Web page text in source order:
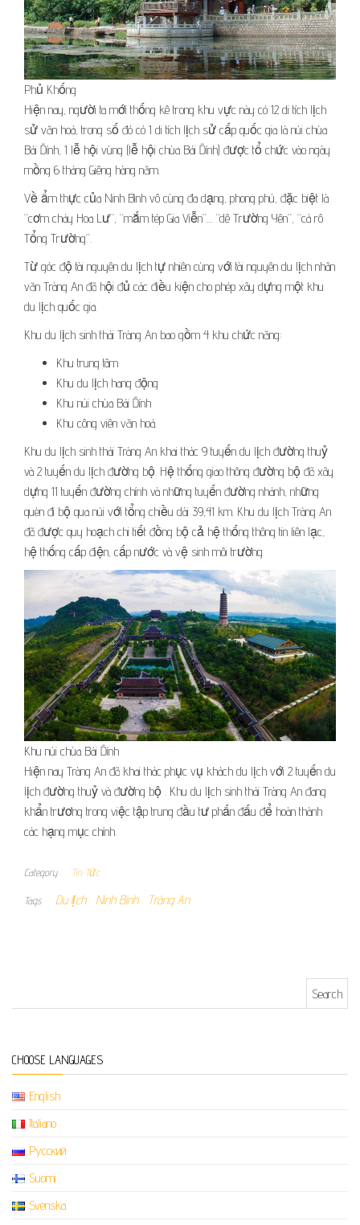
Phủ Khống
Hiện nay, người ta mới thống kê trong khu vực này có 12 di tích lịch
sử văn hoá, trong số đó có 1 di tích lịch sử cấp quốc gia là núi chùa
Bái Đính, 1 lễ hội vùng (lễ hội chùa Bái Đính) được tổ chức vào ngày
mồng 6 tháng Giêng hàng năm.
Về ẩm thực của Ninh Bình vô cùng đa dạng, phong phú, đặc biệt là
“cơm cháy Hoa Lư”, “mắm tép Gia Viễn”… “dê Trường Yên”, “cá rô
Tổng Trường”.
Từ góc độ tài nguyên du lịch tự nhiên cùng với tài nguyên du lịch nhân
văn Tràng An đã hội đủ các điều kiện cho phép xây dựng một khu
du lịch quốc gia.
Khu du lịch sinh thái Tràng An bao gồm 4 khu chức năng:
Khu trung tâm
Khu du lịch hang động
Khu núi chùa Bái Đính
Khu công viên văn hoá.
Khu du lịch sinh thái Tràng An khai thác 9 tuyến du lịch đường thuỷ
và 2 tuyến du lịch đường bộ. Hệ thống giao thông đường bộ đã xây
dựng 11 tuyến đường chính và những tuyến đường nhánh, những
quèn đi bộ qua núi với tổng chiều dài 39,41 km. Khu du lịch Tràng An
đã được quy hoạch chi tiết đồng bộ cả hệ thống thông tin liên lạc,
hệ thống cấp điện, cấp nước và vệ sinh môi trường.
Khu núi chùa Bái Đính
Hiện nay Tràng An đã khai thác phục vụ khách du lịch với 2 tuyến du
lịch đường thuỷ và đường bộ . Khu du lịch sinh thái Tràng An đang
khẩn trương trong việc tập trung đầu tư phấn đấu để hoàn thành
các hạng mục chính.
Category Tin Tức
Tags Du lịch Ninh Bình Tràng An
CHOOSE LANGUAGES
English
Italiano
Русский
Suomi
Svenska